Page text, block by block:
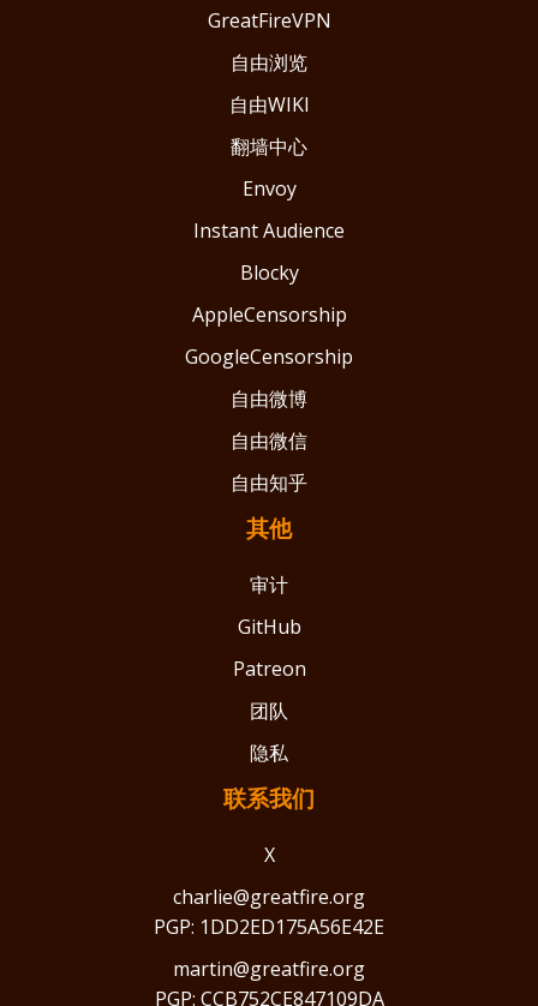
GreatFireVPN
自由浏览
自由WIKI
翻墙中心
Envoy
Instant Audience
Blocky
AppleCensorship
GoogleCensorship
自由微博
自由微信
自由知乎
其他
审计
GitHub
Patreon
团队
隐私
联系我们
X
charlie@greatfire.org
PGP: 1DD2ED175A56E42E
martin@greatfire.org
PGP: CCB752CE847109DA